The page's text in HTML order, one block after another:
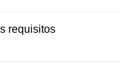
requisitos